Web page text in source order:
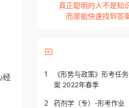
经
真正聪明的人不是知
而是能快速找到答
1
《形势与政策》形考任
案 2022年春季
2 药剂学（专）-形考作业